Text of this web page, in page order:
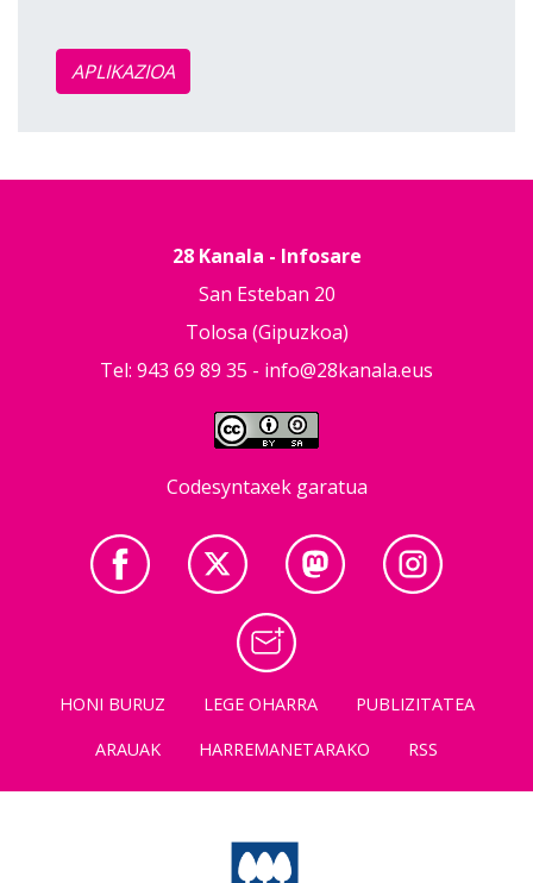
APLIKAZIOA
28 Kanala - Infosare
San Esteban 20
Tolosa (Gipuzkoa)
Tel: 943 69 89 35 - info@28kanala.eus
Codesyntaxek garatua
HONI BURUZ LEGE OHARRA
PUBLIZITATEA
ARAUAK
HARREMANETARAKO RSS